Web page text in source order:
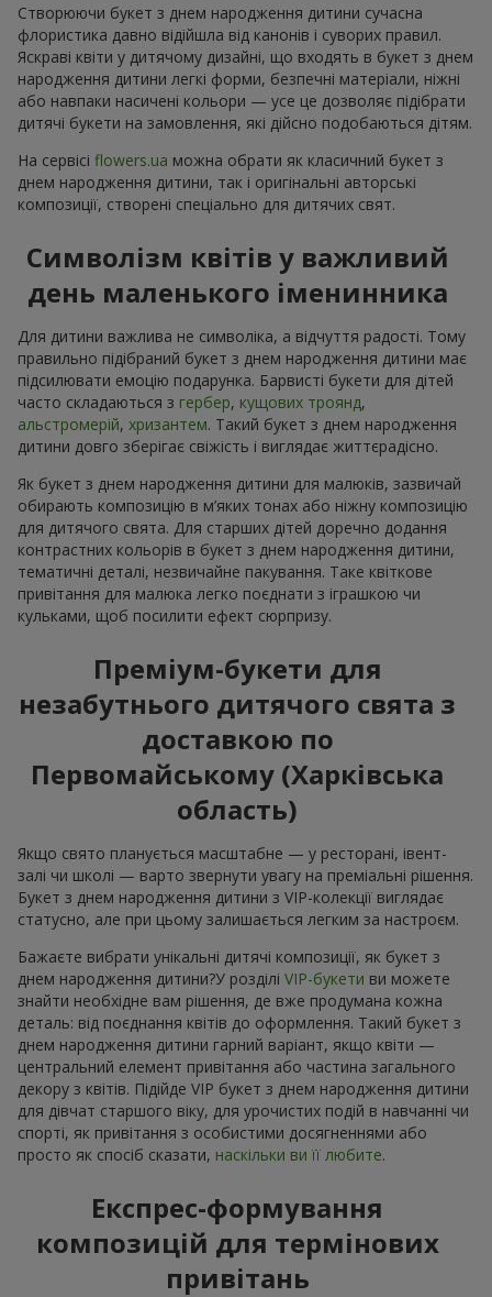
Створюючи букет з днем народження дитини сучасна
флористика давно відійшла від канонів і суворих правил.
Яскраві квіти у дитячому дизайні, що входять в букет з днем
народження дитини легкі форми, безпечні матеріали, ніжні
або навпаки насичені кольори — усе це дозволяє підібрати
дитячі букети на замовлення, які дійсно подобаються дітям.
На сервісі flowers.ua можна обрати як класичний букет з
днем народження дитини, так і оригінальні авторські
композиції, створені спеціально для дитячих свят.
Символізм квітів у важливий
день маленького іменинника
Для дитини важлива не символіка, а відчуття радості. Тому
правильно підібраний букет з днем народження дитини має
підсилювати емоцію подарунка. Барвисті букети для дітей
часто складаються з гербер, кущових троянд,
альстромерій, хризантем. Такий букет з днем народження
дитини довго зберігає свіжість і виглядає життєрадісно.
Як букет з днем народження дитини для малюків, зазвичай
обирають композицію в м’яких тонах або ніжну композицію
для дитячого свята. Для старших дітей доречно додання
контрастних кольорів в букет з днем народження дитини,
тематичні деталі, незвичайне пакування. Таке квіткове
привітання для малюка легко поєднати з іграшкою чи
кульками, щоб посилити ефект сюрпризу.
Преміум-букети для
незабутнього дитячого свята з
доставкою по
Первомайському (Харківська
область)
Якщо свято планується масштабне — у ресторані, івент-
залі чи школі — варто звернути увагу на преміальні рішення.
Букет з днем народження дитини з VIP-колекції виглядає
статусно, але при цьому залишається легким за настроєм.
Бажаєте вибрати унікальні дитячі композиції, як букет з
днем народження дитини?У розділі VIP-букети ви можете
знайти необхідне вам рішення, де вже продумана кожна
деталь: від поєднання квітів до оформлення. Такий букет з
днем народження дитини гарний варіант, якщо квіти —
центральний елемент привітання або частина загального
декору з квітів. Підійде VIP букет з днем народження дитини
для дівчат старшого віку, для урочистих подій в навчанні чи
спорті, як привітання з особистими досягненнями або
просто як спосіб сказати, наскільки ви її любите.
Експрес-формування
композицій для термінових
привітань